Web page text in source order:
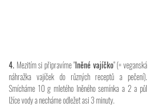
4. Mezitím si připravíme "lněné vajíčko" (= veganská
náhražka vajíček do různých receptů a pečení).
Smícháme 10 g mletého lněného semínka a 2 a půl
lžíce vody a necháme odležet asi 3 minuty.